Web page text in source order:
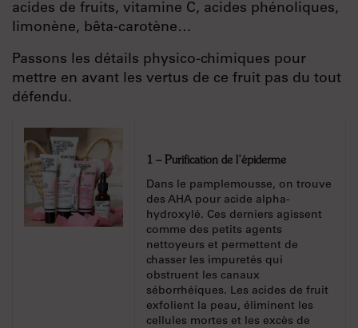
acides de fruits, vitamine C, acides phénoliques,
limonène, bêta-carotène…
Passons les détails physico-chimiques pour
mettre en avant les vertus de ce fruit pas du tout
défendu.
1 – Purification de l’épiderme
Dans le pamplemousse, on trouve
des AHA pour acide alpha-
hydroxylé. Ces derniers agissent
comme des petits agents
nettoyeurs et permettent de
chasser les impuretés qui
obstruent les canaux
séborrhéiques. Les acides de fruit
exfolient la peau, éliminent les
cellules mortes et les excès de